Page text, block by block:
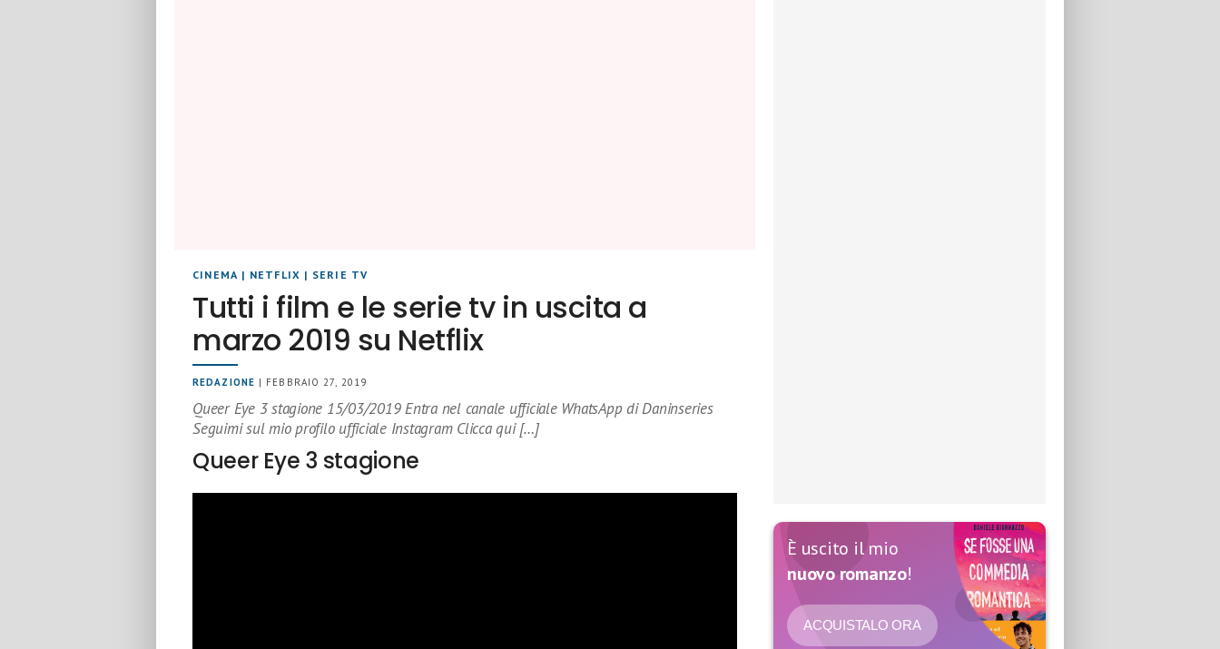
CINEMA | NETFLIX | SERIE TV
Tutti i film e le serie tv in uscita a
marzo 2019 su Netflix
REDAZIONE | FEBBRAIO 27, 2019
Queer Eye 3 stagione 15/03/2019 Entra nel canale ufficiale WhatsApp di Daninseries
Seguimi sul mio profilo ufficiale Instagram Clicca qui […]
Queer Eye 3 stagione
È uscito il mio
nuovo romanzo!
ACQUISTALO ORA